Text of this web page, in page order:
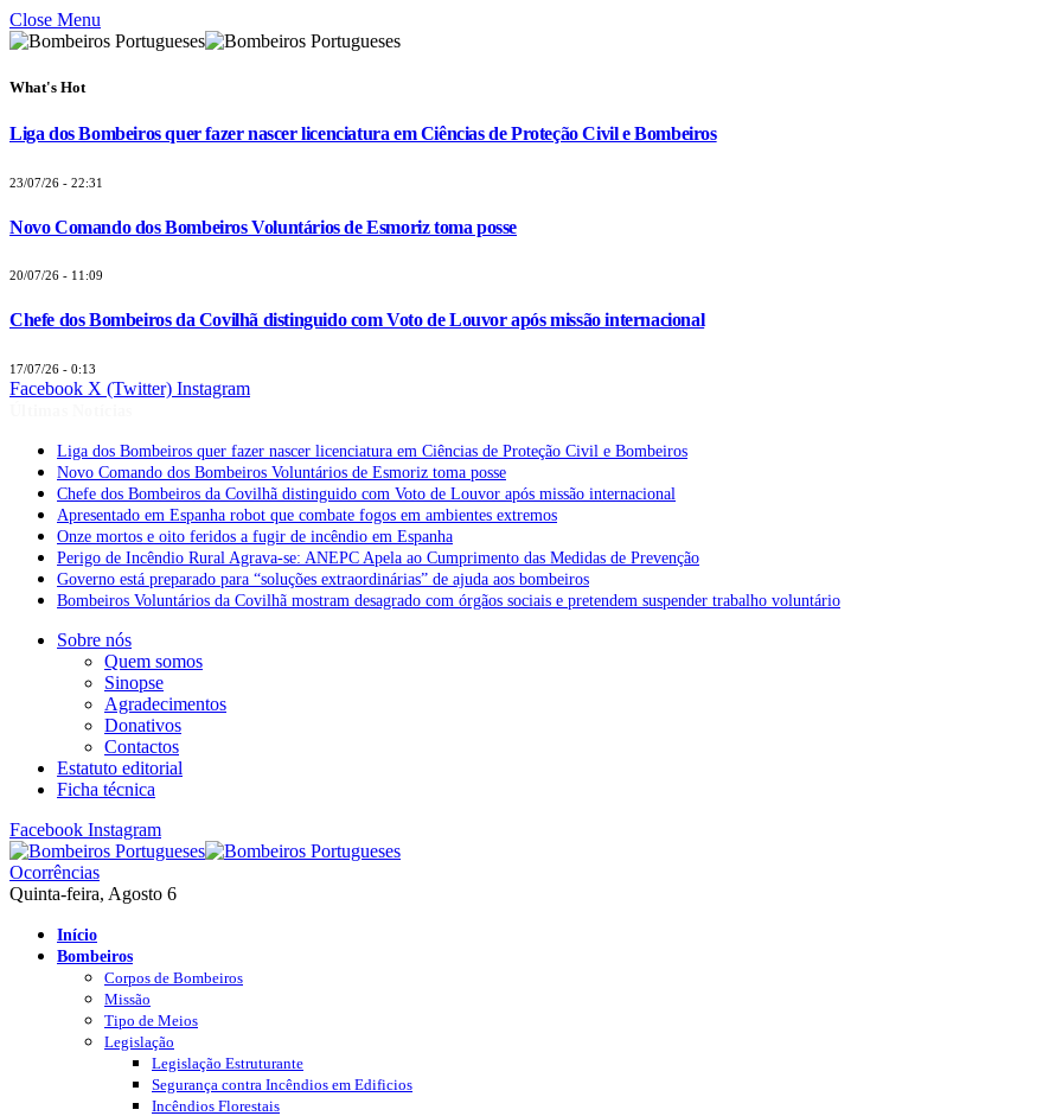
Close Menu
What's Hot
Liga dos Bombeiros quer fazer nascer licenciatura em Ciências de Proteção Civil e Bombeiros
23/07/26 - 22:31
Novo Comando dos Bombeiros Voluntários de Esmoriz toma posse
20/07/26 - 11:09
Chefe dos Bombeiros da Covilhã distinguido com Voto de Louvor após missão internacional
17/07/26 - 0:13
Facebook X (Twitter) Instagram
Liga dos Bombeiros quer fazer nascer licenciatura em Ciências de Proteção Civil e Bombeiros
Novo Comando dos Bombeiros Voluntários de Esmoriz toma posse
Chefe dos Bombeiros da Covilhã distinguido com Voto de Louvor após missão internacional
Apresentado em Espanha robot que combate fogos em ambientes extremos
Onze mortos e oito feridos a fugir de incêndio em Espanha
Perigo de Incêndio Rural Agrava-se: ANEPC Apela ao Cumprimento das Medidas de Prevenção
Governo está preparado para “soluções extraordinárias” de ajuda aos bombeiros
Bombeiros Voluntários da Covilhã mostram desagrado com órgãos sociais e pretendem suspender trabalho voluntário
Sobre nós
Quem somos
Sinopse
Agradecimentos
Donativos
Contactos
Estatuto editorial
Ficha técnica
Facebook Instagram
Ocorrências
Quinta-feira, Agosto 6
Início
Bombeiros
Corpos de Bombeiros
Missão
Tipo de Meios
Legislação
Legislação Estruturante
Segurança contra Incêndios em Edificios
Incêndios Florestais